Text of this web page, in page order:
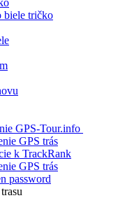
biele tričko
GPS-Tour.info
GPS trás
k TrackRank
GPS trás
password